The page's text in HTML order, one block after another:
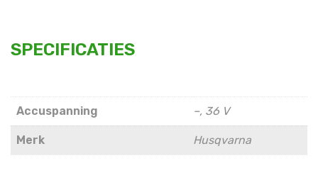
SPECIFICATIES
Accuspanning –, 36 V
Merk Husqvarna